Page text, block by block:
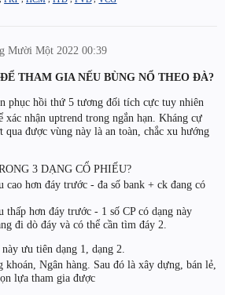
Mười Một 2022 00:39
THAM GIA NẾU BÙNG NỔ THEO ĐÀ?
phục hồi thứ 5 tương đối tích cực tuy nhiên
xác nhận uptrend trong ngắn hạn. Kháng cự
được vùng này là an toàn, chắc xu hướng
3 DẠNG CỔ PHIẾU?
cao hơn đáy trước - đa số bank + ck đang có
thấp hơn đáy trước - 1 số CP có dạng này
đi dò đáy và có thể cần tìm đáy 2.
ưu tiên dạng 1, dạng 2.
khoán, Ngân hàng. Sau đó là xây dựng, bán lẻ,
lựa tham gia được